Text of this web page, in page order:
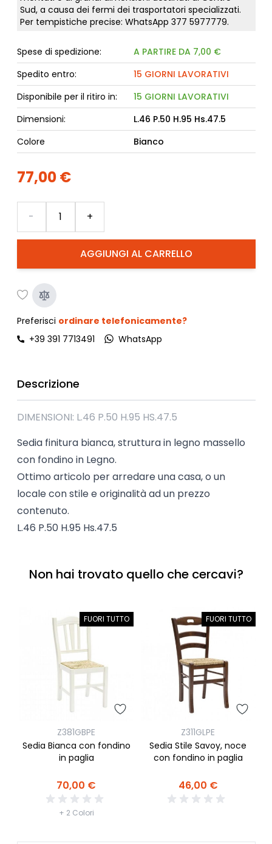
Sud, a causa dei fermi dei trasportatori specializzati.
Per tempistiche precise: WhatsApp 377 5977779.
Spese di spedizione:
A PARTIRE DA 7,00 €
Spedito entro:
15 GIORNI LAVORATIVI
Disponibile per il ritiro in:
15 GIORNI LAVORATIVI
Dimensioni:
L.46 P.50 H.95 Hs.47.5
Colore
Bianco
77,00 €
AGGIUNGI AL CARRELLO
- +
Preferisci ordinare telefonicamente?
+39 391 7713491
WhatsApp
Descrizione
DIMENSIONI: L.46 P.50 H.95 HS.47.5
Sedia finitura bianca, struttura in legno massello
con fondino in Legno.
Ottimo articolo per arredare una casa, o un
locale con stile e originalità ad un prezzo
contenuto.
L.46 P.50 H.95 Hs.47.5
Non hai trovato quello che cercavi?
FUORI TUTTO
Z381GBPE
Sedia Bianca con fondino
in paglia
70,00 €
+ 2 Colori
FUORI TUTTO
Z311GLPE
Sedia Stile Savoy, noce
con fondino in paglia
46,00 €